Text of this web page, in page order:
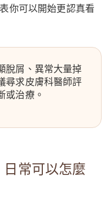
你可以開始更認真看
脫屑、異常大量掉
尋求皮膚科醫師評
或治療。
常可以怎麼